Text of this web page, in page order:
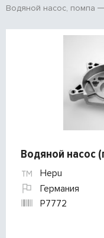
Водяной насос, помпа
Водяной насос
Hepu
Германия
P7772